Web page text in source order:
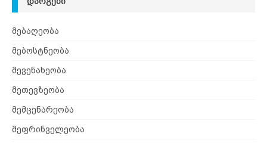
მებაღეობა
მებოსტნეობა
მევენახეობა
მეთევზეობა
მემცენარეობა
მეფრინველეობა